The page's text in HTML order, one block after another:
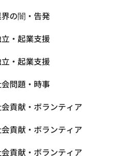
の闇・告発
・起業支援
・起業支援
問題・時事
貢献・ボランティア
貢献・ボランティア
貢献・ボランティア